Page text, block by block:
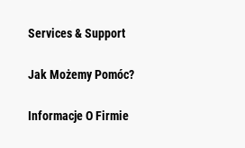
Services & Support
Jak Możemy Pomóc?
Informacje O Firmie